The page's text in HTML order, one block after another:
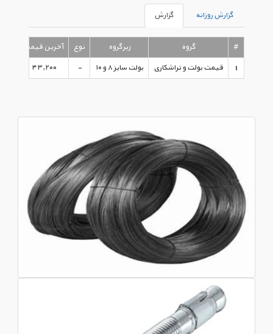
گزارش روزانه گزارش
# گروه زیرگروه نوع
آخرین قیمت
1
قیمت بولت و تراشکاری بولت سایز ۸ و ۱۰ - ۴۳,۲۰۰